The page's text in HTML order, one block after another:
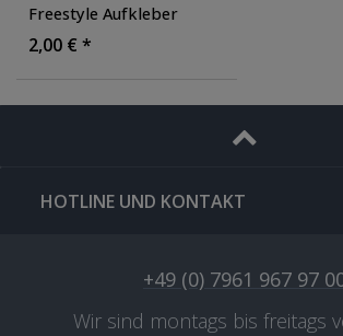
Freestyle Aufkleber
Klebeetikette Decal
Fahrrad Bike Sticker
2,00 € *
HOTLINE UND KONTAKT
+49 (0) 7961 967 97
Wir sind montags bis freitags